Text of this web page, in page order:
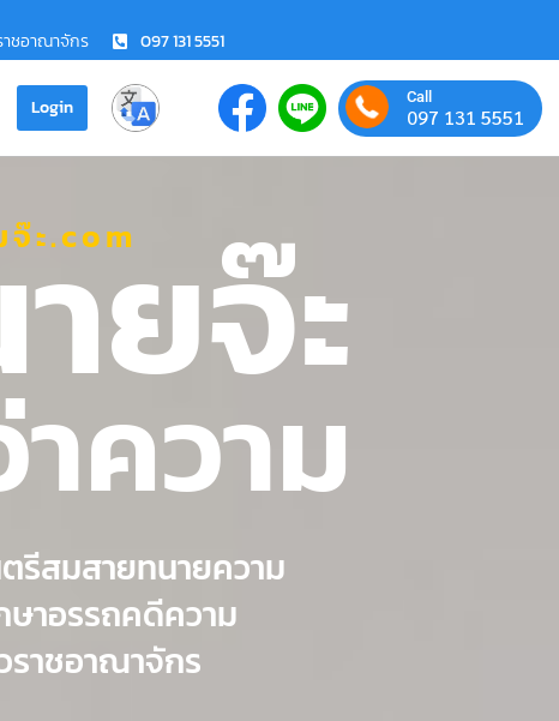
าชอาณาจักร 097 131 5551
Login Call
097 131 5551
ะ.comยจ๊ะ
ความ
รีสมสายทนายความ
ษาอรรถคดีความ
ราชอาณาจักร